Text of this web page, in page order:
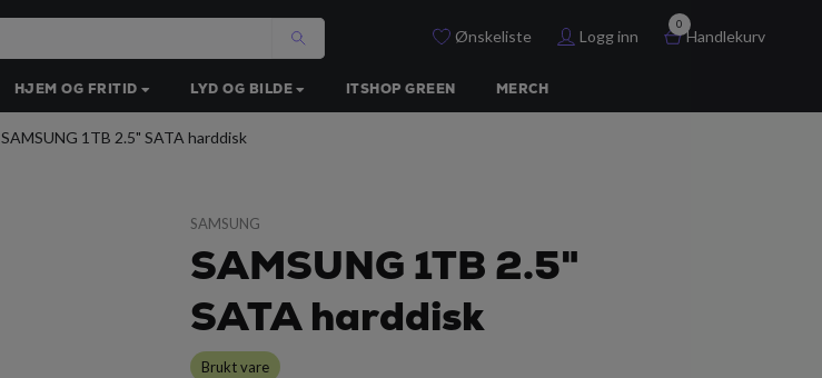
Ønskeliste Logg inn
0
Handlekurv
HJEM OG FRITID LYD OG BILDE ITSHOP GREEN MERCH
SAMSUNG 1TB 2.5" SATA harddisk
SAMSUNG
SAMSUNG 1TB 2.5"
SATA harddisk
Brukt vare